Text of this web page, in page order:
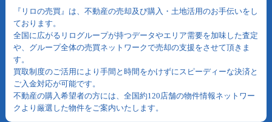
『リロの売買』は、不動産の売却及び購入・土地活用のお手伝いをし
ております。
全国に広がるリログループが持つデータやエリア需要を加味した査定
や、グループ全体の売買ネットワークで売却の支援をさせて頂きま
す。
買取制度のご活用により手間と時間をかけずにスピーディーな決済と
ご入金対応が可能です。
不動産の購入希望者の方には、全国約120店舗の物件情報ネットワー
クより厳選した物件をご案内いたします。